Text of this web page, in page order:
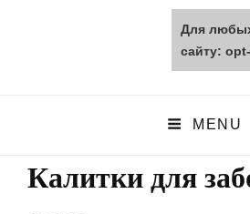
opt-
MENU
Калитки для
Для
сайту: